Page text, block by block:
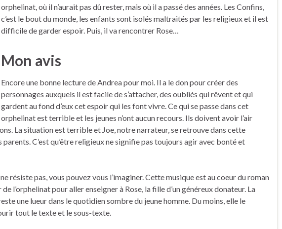
orphelinat, où il n’aurait pas dû rester, mais où il a passé des années. Les Confins,
c’est le bout du monde, les enfants sont isolés maltraités par les religieux et il est
difficile de garder espoir. Puis, il va rencontrer Rose…
Mon avis
Encore une bonne lecture de Andrea pour moi. Il a le don pour créer des
personnages auxquels il est facile de s’attacher, des oubliés qui rêvent et qui
gardent au fond d’eux cet espoir qui les font vivre. Ce qui se passe dans cet
orphelinat est terrible et les jeunes n’ont aucun recours. Ils doivent avoir l’air
La situation est terrible et Joe, notre narrateur, se retrouve dans cette
C’est qu’être religieux ne signifie pas toujours agir avec bonté et
résiste pas, vous pouvez vous l’imaginer. Cette musique est au coeur du roman
l’orphelinat pour aller enseigner à Rose, la fille d’un généreux donateur. La
une lueur dans le quotidien sombre du jeune homme. Du moins, elle le
tout le texte et le sous-texte.